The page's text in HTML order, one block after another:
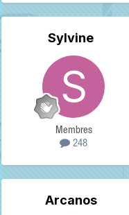
Sylvine
Membres
248
Arcanos